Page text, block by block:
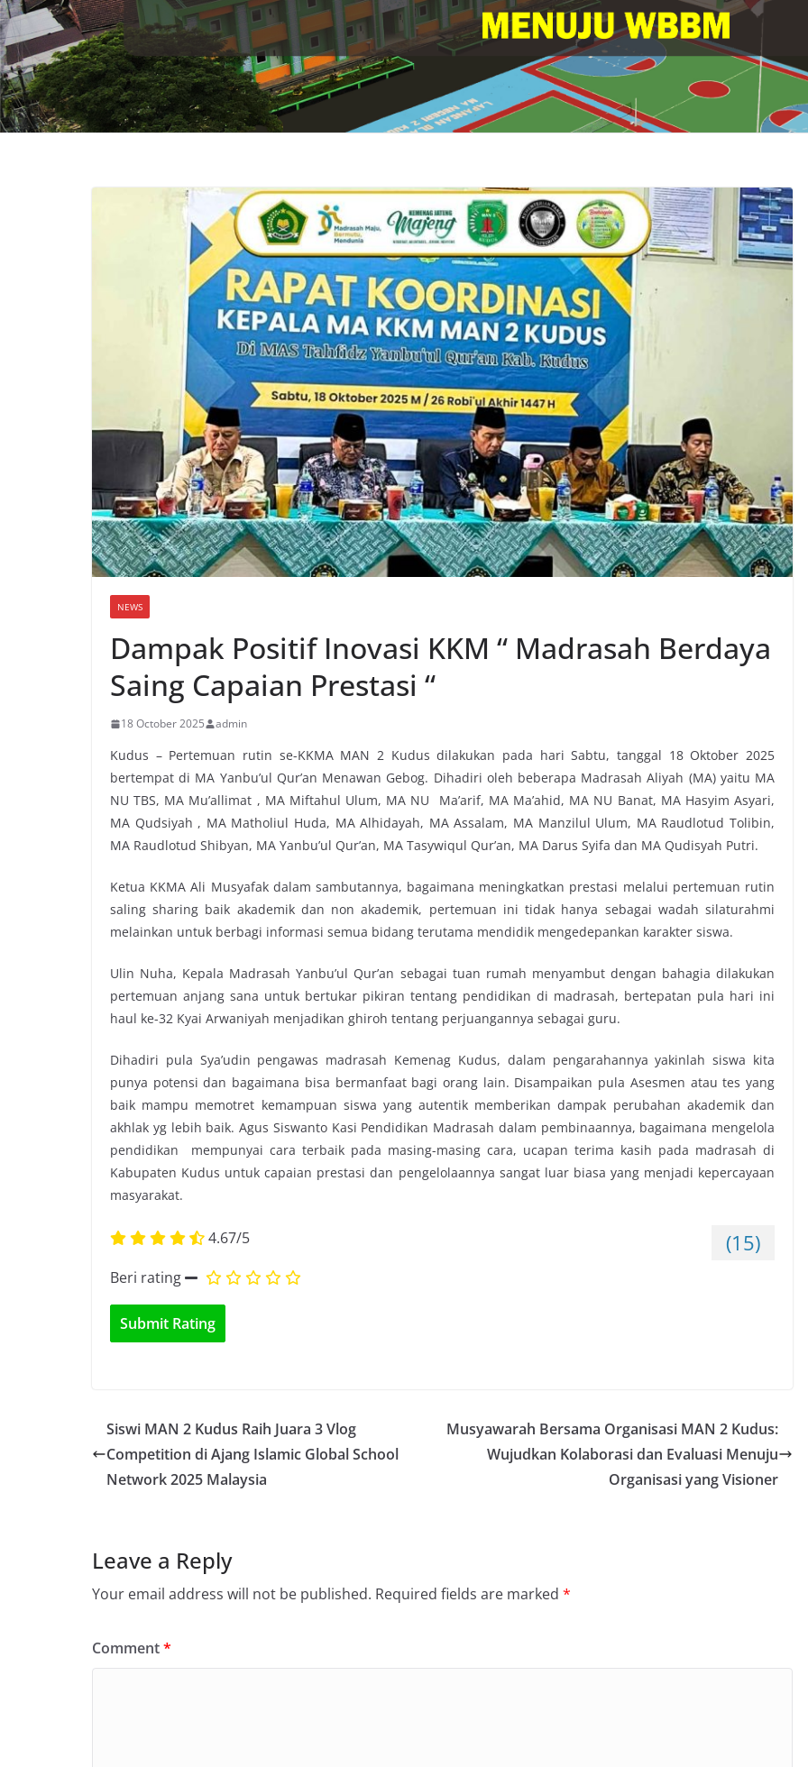
NEWS
Dampak Positif Inovasi KKM “ Madrasah Berdaya
Saing Capaian Prestasi “
18 October 2025 admin
Kudus – Pertemuan rutin se-KKMA MAN 2 Kudus dilakukan pada hari Sabtu, tanggal 18 Oktober 2025
bertempat di MA Yanbu’ul Qur’an Menawan Gebog. Dihadiri oleh beberapa Madrasah Aliyah (MA) yaitu MA
NU TBS, MA Mu’allimat , MA Miftahul Ulum, MA NU Ma’arif, MA Ma’ahid, MA NU Banat, MA Hasyim Asyari,
MA Qudsiyah , MA Matholiul Huda, MA Alhidayah, MA Assalam, MA Manzilul Ulum, MA Raudlotud Tolibin,
MA Raudlotud Shibyan, MA Yanbu’ul Qur’an, MA Tasywiqul Qur’an, MA Darus Syifa dan MA Qudisyah Putri.
Ketua KKMA Ali Musyafak dalam sambutannya, bagaimana meningkatkan prestasi melalui pertemuan rutin
saling sharing baik akademik dan non akademik, pertemuan ini tidak hanya sebagai wadah silaturahmi
melainkan untuk berbagi informasi semua bidang terutama mendidik mengedepankan karakter siswa.
Ulin Nuha, Kepala Madrasah Yanbu’ul Qur’an sebagai tuan rumah menyambut dengan bahagia dilakukan
pertemuan anjang sana untuk bertukar pikiran tentang pendidikan di madrasah, bertepatan pula hari ini
haul ke-32 Kyai Arwaniyah menjadikan ghiroh tentang perjuangannya sebagai guru.
Dihadiri pula Sya’udin pengawas madrasah Kemenag Kudus, dalam pengarahannya yakinlah siswa kita
punya potensi dan bagaimana bisa bermanfaat bagi orang lain. Disampaikan pula Asesmen atau tes yang
baik mampu memotret kemampuan siswa yang autentik memberikan dampak perubahan akademik dan
akhlak yg lebih baik. Agus Siswanto Kasi Pendidikan Madrasah dalam pembinaannya, bagaimana mengelola
pendidikan mempunyai cara terbaik pada masing-masing cara, ucapan terima kasih pada madrasah di
Kabupaten Kudus untuk capaian prestasi dan pengelolaannya sangat luar biasa yang menjadi kepercayaan
masyarakat.
4.67/5 (15)
Beri rating
Siswi MAN 2 Kudus Raih Juara 3 Vlog
Competition di Ajang Islamic Global School
Network 2025 Malaysia
Musyawarah Bersama Organisasi MAN 2 Kudus:
Wujudkan Kolaborasi dan Evaluasi Menuju
Organisasi yang Visioner
Leave a Reply
Your email address will not be published. Required fields are marked *
Comment*